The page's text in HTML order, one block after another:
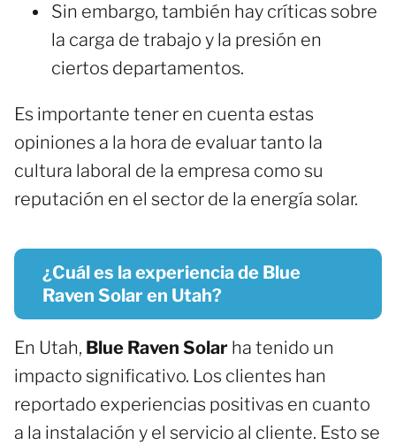
Sin embargo, también hay críticas sobre
la carga de trabajo y la presión en
ciertos departamentos.
Es importante tener en cuenta estas
opiniones a la hora de evaluar tanto la
cultura laboral de la empresa como su
reputación en el sector de la energía solar.
¿Cuál es la experiencia de Blue
Raven Solar en Utah?
En Utah, Blue Raven Solar ha tenido un
impacto significativo. Los clientes han
reportado experiencias positivas en cuanto
a la instalación y el servicio al cliente. Esto se